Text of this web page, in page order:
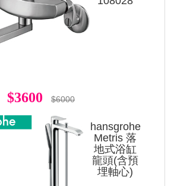
$3600 $6000
hansgrohe
Metris 落
地式浴缸
龍頭(含預
埋軸心)